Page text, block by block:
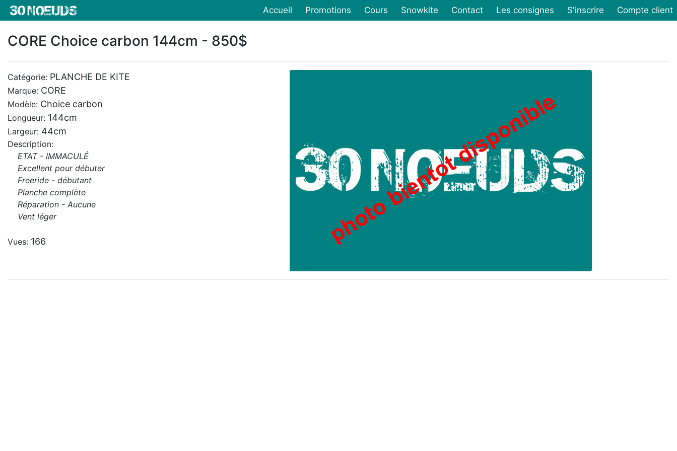
Accueil Promotions Cours Snowkite Contact Les consignes S'inscrire Compte client
CORE Choice carbon 144cm - 850$
Catégorie: PLANCHE DE KITE
Marque: CORE
Modèle: Choice carbon
Longueur: 144cm
Largeur: 44cm
Description:
ETAT - IMMACULÉ
Excellent pour débuter
Freeride - débutant
Planche complète
Réparation - Aucune
Vent léger
Vues: 166